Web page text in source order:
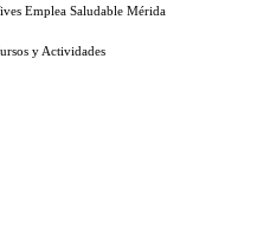
Emplea Saludable Mérida
y Actividades